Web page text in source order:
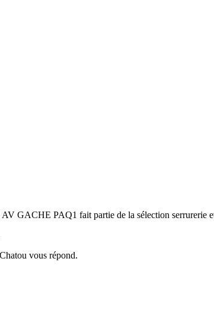
PAQ1 fait partie de la sélection serrurerie et
vous répond.